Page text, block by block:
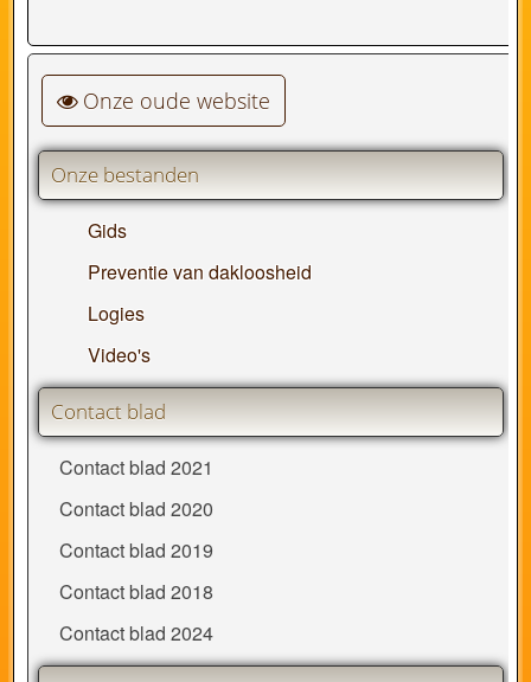
Onze oude website
Onze bestanden
Gids
Preventie van dakloosheid
Logies
Video's
Contact blad
Contact blad 2021
Contact blad 2020
Contact blad 2019
Contact blad 2018
Contact blad 2024